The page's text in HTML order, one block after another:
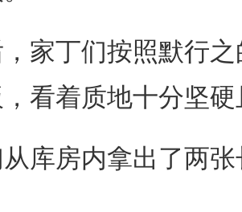
丁们按照默行之
看着质地十分坚
房内拿出了两张